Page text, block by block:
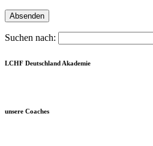
Suchen nach:
LCHF Deutschland Akademie
unsere Coaches